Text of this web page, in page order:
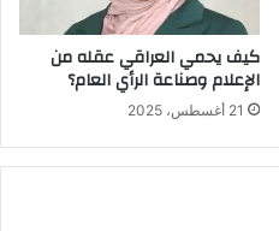
كيف يحمي العراقي عقله من
الإعلام وصناعة الرأي العام؟
21 أغسطس، 2025